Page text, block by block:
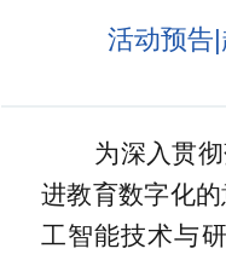
活动预告
为深入贯
进教育数字化
工智能技术与